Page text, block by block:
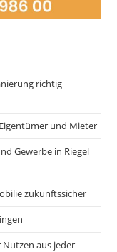
richtig
und Mieter
Gewerbe in Riegel
zukunftssicher
Nutzen aus jeder